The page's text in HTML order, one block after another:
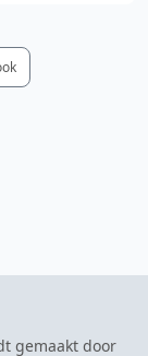
gemaakt door